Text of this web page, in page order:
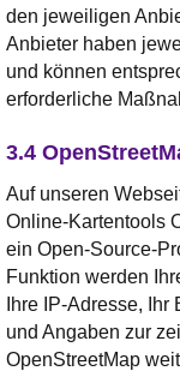
den jeweiligen
Anbieter haben
und können
erforderliche
3.4
Auf unseren
Online-Kartentools
ein Open-Source-
Funktion werden
Ihre IP-Adresse,
und Angaben zur
OpenStreetMap